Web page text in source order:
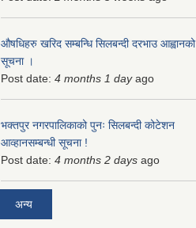
औषधिहरु खरिद सम्बन्धि सिलबन्दी दरभाउ आह्वानको
सूचना ।
Post date: 4 months 1 dayago
भक्तपुर नगरपालिकाको पुनः सिलबन्दी कोटेशन
आव्हानसम्बन्धी सूचना !
Post date: 4 months 2 days ago
अन्य